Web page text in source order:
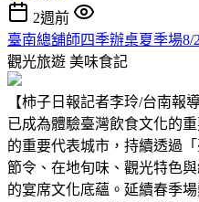
2週前
臺南總舖師四季辦桌夏季場8/
觀光旅遊 美味食記
【柿子日報記者李玲/台南報
已成為體驗臺灣飲食文化的
的重要代表城市，持續透過
節令、在地旬味、觀光特色
的宴席文化底蘊。延續春季